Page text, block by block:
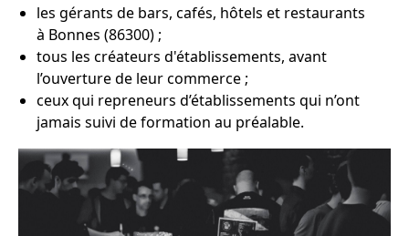
les gérants de bars, cafés, hôtels et restaurants
à Bonnes (86300) ;
tous les créateurs d'établissements, avant
l’ouverture de leur commerce ;
ceux qui repreneurs d’établissements qui n’ont
jamais suivi de formation au préalable.